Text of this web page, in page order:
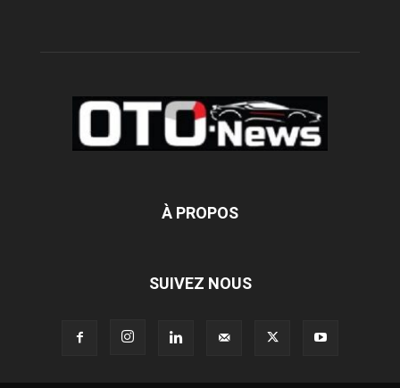
À PROPOS
SUIVEZ NOUS